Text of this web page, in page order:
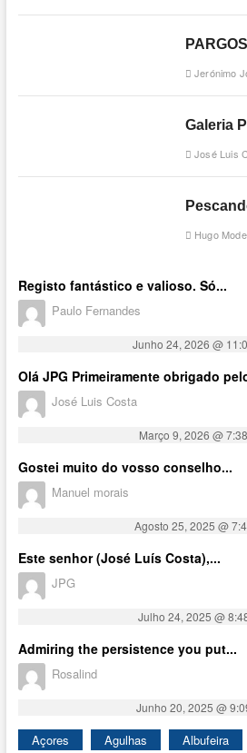
Jerónimo
Galeria
José Luis
Hugo
Registo fantástico e valioso. Só...
Paulo Fernandes
Junho 24, 2026 @
Olá JPG Primeiramente obrigado
José Luis Costa
Março 9, 2026 @
Gostei muito do vosso conselho...
Manuel morais
Agosto 25, 2025 @
Este senhor (José Luís Costa),...
JPG
Julho 24, 2025 @
Admiring the persistence you put...
Rosalind
Junho 20, 2025 @
Açores Agulhas Albufeira